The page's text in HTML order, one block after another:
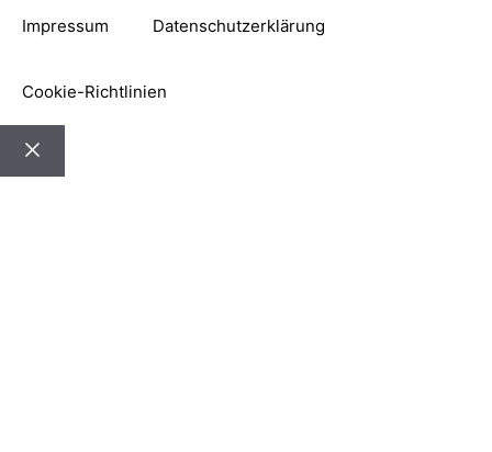
Impressum Datenschutzerklärung
Cookie-Richtlinien
Schließen